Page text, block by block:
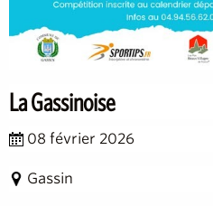
La Gassinoise
08 février 2026
Gassin